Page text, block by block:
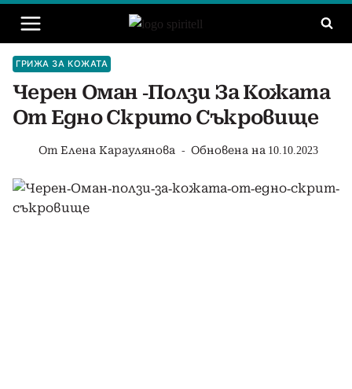
съдържанието
ГРИЖА ЗА КОЖАТА
Черен Оман -ползи За Кожата
От Едно Скрито Съкровище
От Елена Караулянова Обновена на 10.10.2023